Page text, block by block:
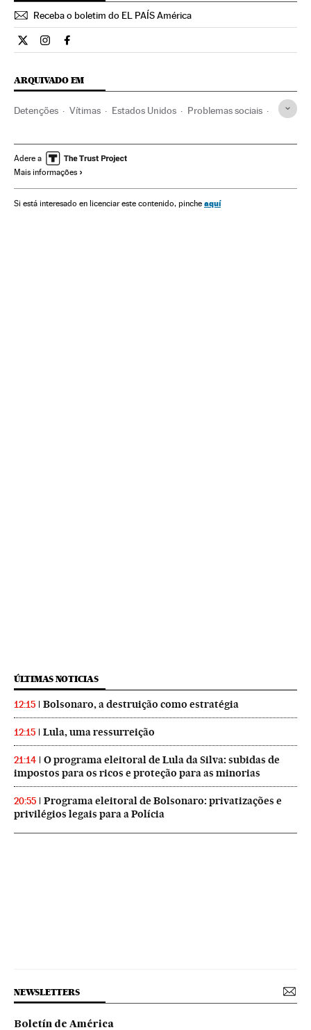
Receba o boletim do EL PAÍS América
Internacional El País Brasil en Twitter
Internacional El País Brasil en Instagram
Internacional El País Brasil en Facebook
ARQUIVADO EM
Detenções Vítimas Estados Unidos Problemas sociais
Sociedade Política Processo judicial
Dan Stevens
Adere a
Mais informações
Si está interesado en licenciar este contenido, pinche aquí
ÚLTIMAS NOTICIAS
12:15 Bolsonaro, a destruição como estratégia
12:15 Lula, uma ressurreição
21:14
O programa eleitoral de Lula da Silva: subidas de
impostos para os ricos e proteção para as minorias
20:55
Programa eleitoral de Bolsonaro: privatizações e
privilégios legais para a Polícia
NEWSLETTERS
Boletín de América